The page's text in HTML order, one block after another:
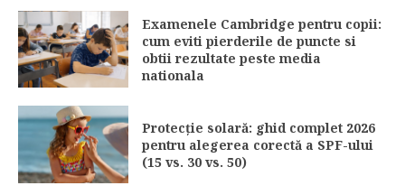
Examenele Cambridge pentru copii:
cum eviti pierderile de puncte si
obtii rezultate peste media
nationala
Protecție solară: ghid complet 2026
pentru alegerea corectă a SPF-ului
(15 vs. 30 vs. 50)